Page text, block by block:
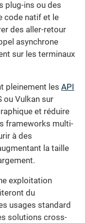
plug-ins ou des
code natif et le
des aller-retour
asynchrone
sur les terminaux
pleinement les API
ou Vulkan sur
et réduire
frameworks multi-
à des
la taille
exploitation
du
usages standard
solutions cross-